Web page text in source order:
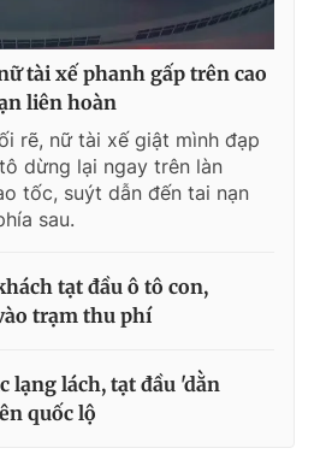
tài xế phanh gấp trên cao
liên hoàn
rẽ, nữ tài xế giật mình đạp
dừng lại ngay trên làn
tốc, suýt dẫn đến tai nạn
sau.
tạt đầu ô tô con,
trạm thu phí
lạng lách, tạt đầu 'dằn
quốc lộ